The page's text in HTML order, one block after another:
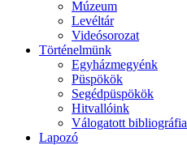
Múzeum
Levéltár
Videósorozat
Történelmünk
Egyházmegyénk
Püspökök
Segédpüspökök
Hitvallóink
Válogatott bibliográfia
Lapozó